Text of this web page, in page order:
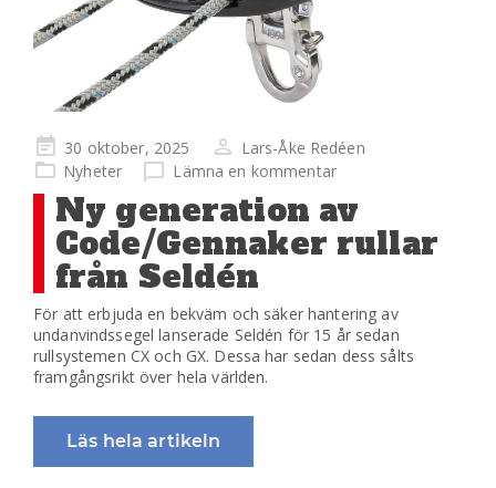
Publicerad
på
30 oktober, 2025
Lars-Åke Redéen
Nyheter
Lämna en kommentar
Ny generation av
Code/Gennaker rullar
från Seldén
För att erbjuda en bekväm och säker hantering av
undanvindssegel lanserade Seldén för 15 år sedan
rullsystemen CX och GX. Dessa har sedan dess sålts
framgångsrikt över hela världen.
Läs hela artikeln